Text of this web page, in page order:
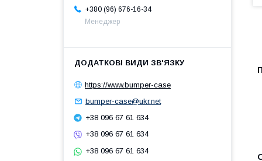
+380 (96) 676-16-34
Менеджер
https://www.bumper-case
bumper-case@ukr.net
+38 096 67 61 634
+38 096 67 61 634
+38 096 67 61 634